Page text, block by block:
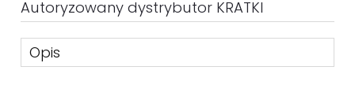
Autoryzowany dystrybutor KRATKI
Opis